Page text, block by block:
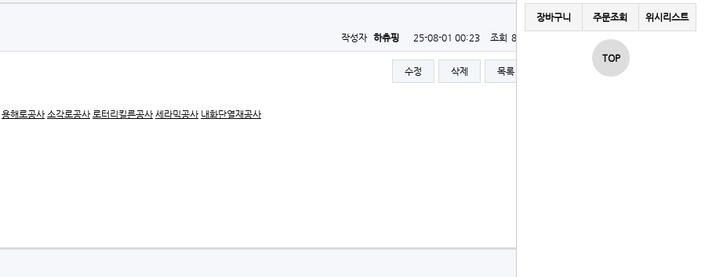
장바구니 주문조회 위시리스트
TOP
작성자 하츄핑 25-08-01 00:23 조회 859회
수정 삭제 목록
용해로공사 소각로공사 로터리킬른공사 세라믹공사 내화단열재공사